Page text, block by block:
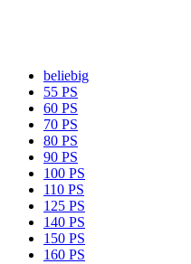
beliebig
55 PS
60 PS
70 PS
80 PS
90 PS
100 PS
110 PS
125 PS
140 PS
150 PS
160 PS